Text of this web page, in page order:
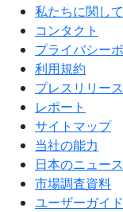
私たちに関し
コンタクト
プライバシー
利用規約
プレスリリース
レポート
サイトマップ
当社の能力
日本のニュース
市場調査資料
ユーザーガイド